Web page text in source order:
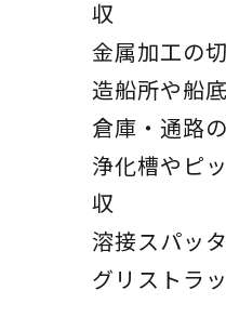
収
金属加工の
造船所や船
倉庫・通路
浄化槽やピ
収
溶接スパッ
グリストラ